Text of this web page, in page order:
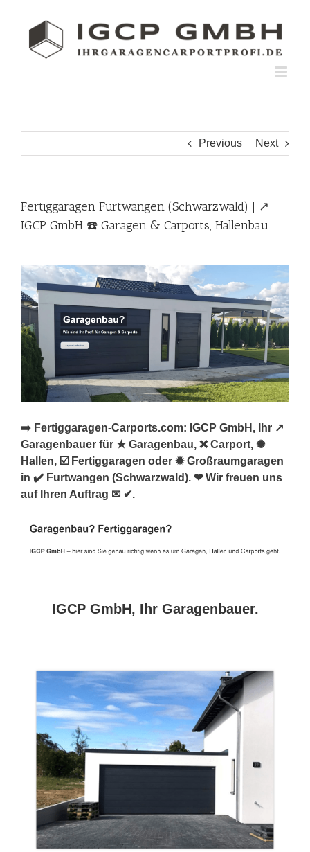
Previous Next
Fertiggaragen Furtwangen (Schwarzwald) | ↗️
IGCP GmbH ☎️ Garagen & Carports, Hallenbau
➡️ Fertiggaragen-Carports.com: IGCP GmbH, Ihr ↗️
Garagenbauer für ★ Garagenbau, ❌ Carport, ✺
Hallen, ☑️ Fertiggaragen oder ✹ Großraumgaragen
in ✔️ Furtwangen (Schwarzwald). ❤ Wir freuen uns
auf Ihren Auftrag ✉ ✔.
IGCP GmbH, Ihr Garagenbauer.